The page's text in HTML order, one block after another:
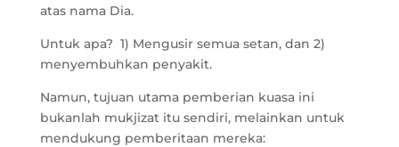
atas nama Dia.
Untuk apa? 1) Mengusir semua setan, dan 2)
menyembuhkan penyakit.
Namun, tujuan utama pemberian kuasa ini
bukanlah mukjizat itu sendiri, melainkan untuk
mendukung pemberitaan mereka: